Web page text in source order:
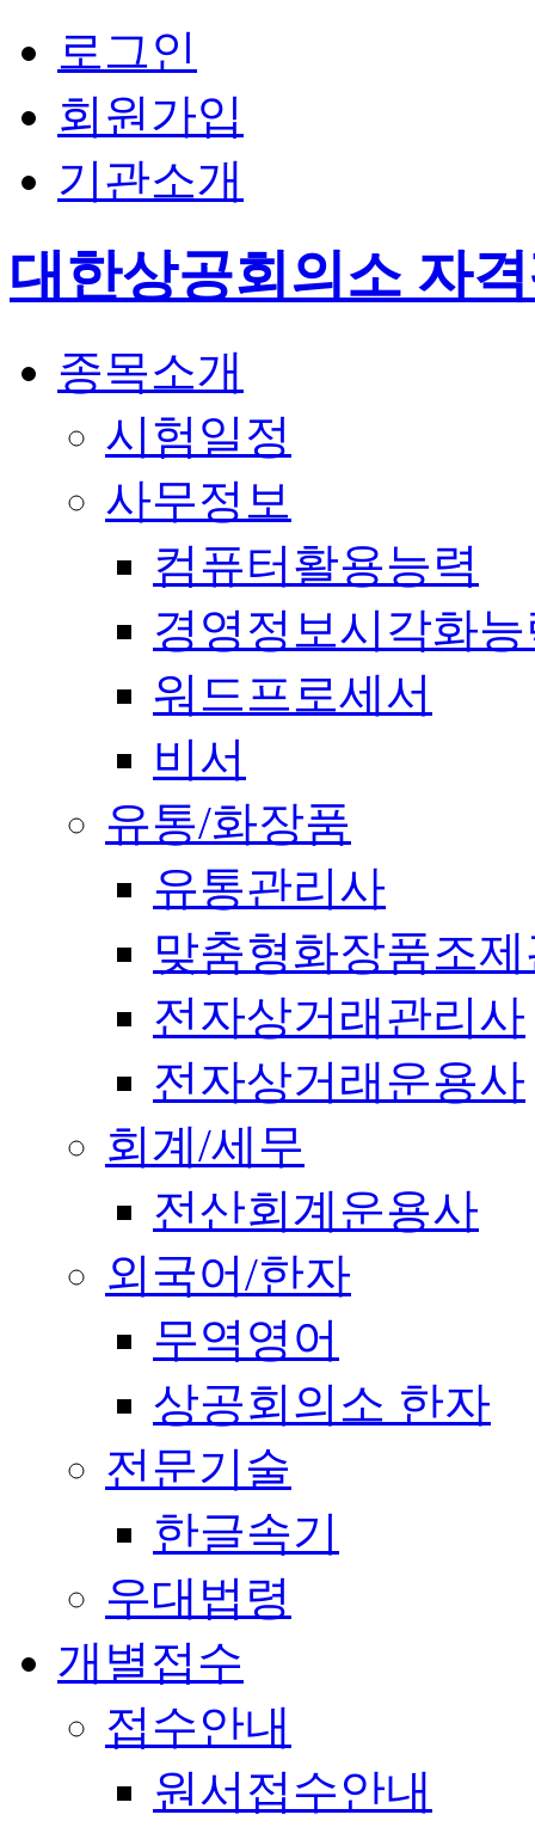
로그인
회원가입
기관소개
대한상공회의소 자
종목소개
시험일정
사무정보
컴퓨터활용능력
경영정보시각화
워드프로세서
비서
유통/화장품
유통관리사
맞춤형화장품조
전자상거래관리사
전자상거래운용사
회계/세무
전산회계운용사
외국어/한자
무역영어
상공회의소 한자
전문기술
한글속기
우대법령
개별접수
접수안내
원서접수안내